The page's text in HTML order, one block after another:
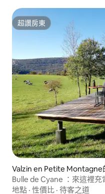
超讚房東
超讚房東
Valzin en Petite Montagne
Bulle de Cyane ：來這裡充
地點 · 性價比 · 待客之道